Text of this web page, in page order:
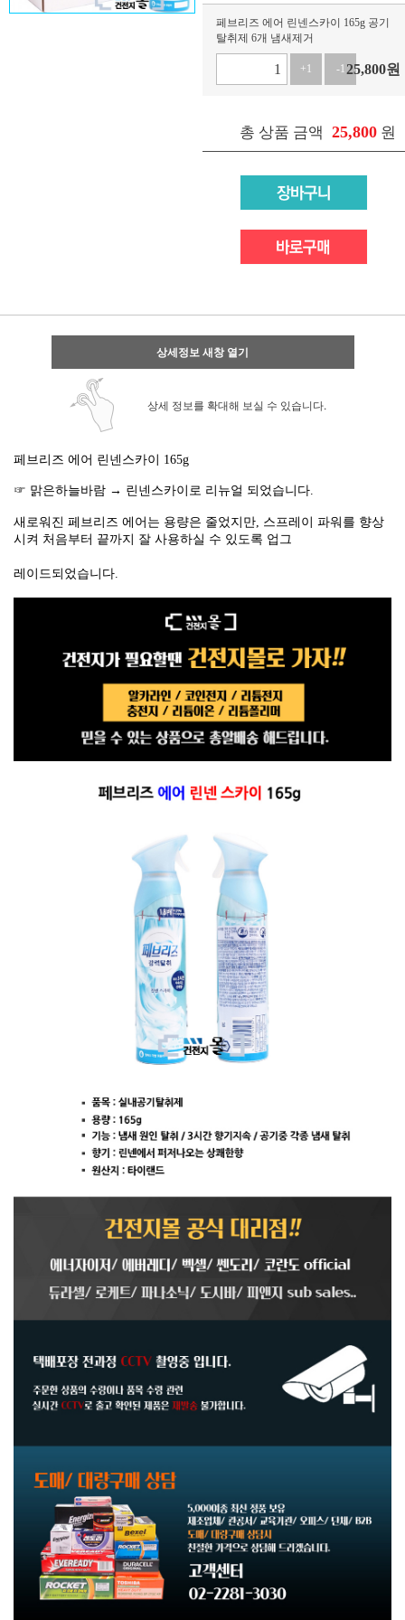
페브리즈 에어 린넨스카이 165g 공기
탈취제 6개 냄새제거
+1 -125,800원
총 상품 금액 25,800 원
상세정보 새창 열기
상세 정보를 확대해 보실 수 있습니다.
페브리즈 에어 린넨스카이 165g
☞ 맑은하늘바람 → 린넨스카이로 리뉴얼 되었습니다.
새로워진 페브리즈 에어는 용량은 줄었지만, 스프레이 파워를 향상
시켜 처음부터 끝까지 잘 사용하실 수 있도록 업그
레이드되었습니다.